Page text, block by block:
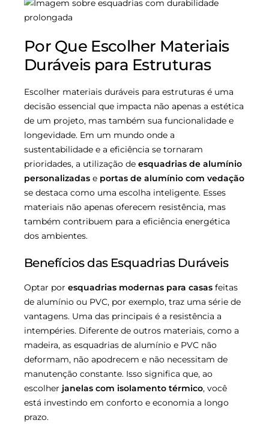
Por Que Escolher Materiais
Duráveis para Estruturas
Escolher materiais duráveis para estruturas é uma
decisão essencial que impacta não apenas a estética
de um projeto, mas também sua funcionalidade e
longevidade. Em um mundo onde a
sustentabilidade e a eficiência se tornaram
prioridades, a utilização de esquadrias de alumínio
personalizadas e portas de alumínio com vedação
se destaca como uma escolha inteligente. Esses
materiais não apenas oferecem resistência, mas
também contribuem para a eficiência energética
dos ambientes.
Benefícios das Esquadrias Duráveis
Optar por esquadrias modernas para casas feitas
de alumínio ou PVC, por exemplo, traz uma série de
vantagens. Uma das principais é a resistência a
intempéries. Diferente de outros materiais, como a
madeira, as esquadrias de alumínio e PVC não
deformam, não apodrecem e não necessitam de
manutenção constante. Isso significa que, ao
escolher janelas com isolamento térmico, você
está investindo em conforto e economia a longo
prazo.